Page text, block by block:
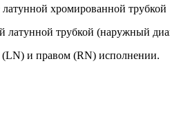
хромированной трубкой
латунной трубкой (наружный
и правом (RN) исполнении.